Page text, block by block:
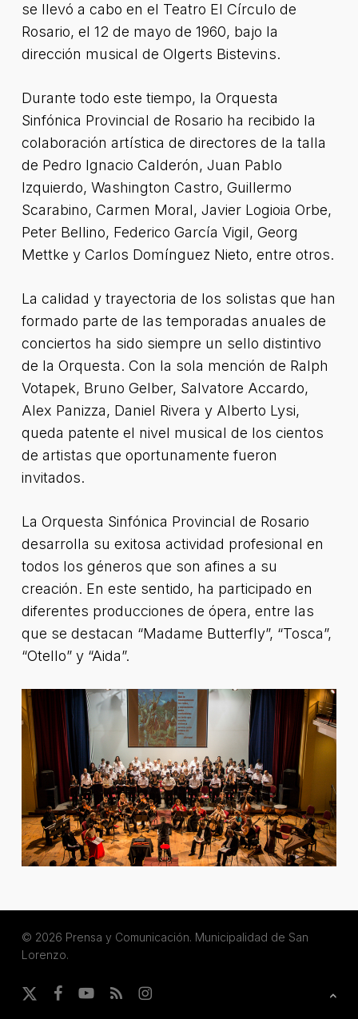
se llevó a cabo en el Teatro El Círculo de
Rosario, el 12 de mayo de 1960, bajo la
dirección musical de Olgerts Bistevins.
Durante todo este tiempo, la Orquesta
Sinfónica Provincial de Rosario ha recibido la
colaboración artística de directores de la talla
de Pedro Ignacio Calderón, Juan Pablo
Izquierdo, Washington Castro, Guillermo
Scarabino, Carmen Moral, Javier Logioia Orbe,
Peter Bellino, Federico García Vigil, Georg
Mettke y Carlos Domínguez Nieto, entre otros.
La calidad y trayectoria de los solistas que han
formado parte de las temporadas anuales de
conciertos ha sido siempre un sello distintivo
de la Orquesta. Con la sola mención de Ralph
Votapek, Bruno Gelber, Salvatore Accardo,
Alex Panizza, Daniel Rivera y Alberto Lysi,
queda patente el nivel musical de los cientos
de artistas que oportunamente fueron
invitados.
La Orquesta Sinfónica Provincial de Rosario
desarrolla su exitosa actividad profesional en
todos los géneros que son afines a su
creación. En este sentido, ha participado en
diferentes producciones de ópera, entre las
que se destacan “Madame Butterfly”, “Tosca”,
“Otello” y “Aida”.
© 2026 Prensa y Comunicación. Municipalidad de San
Lorenzo.
x-
facebookyoutube
RSS instagram